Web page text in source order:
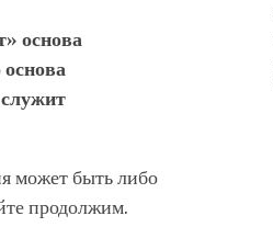
основа
основа
может быть либо
продолжим.